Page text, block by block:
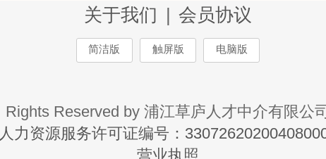
关于我们 | 会员协议
简洁版 触屏版 电脑版
Rights Reserved by 浦江草庐人才中介有限公
人力资源服务许可证编号：
营业执照